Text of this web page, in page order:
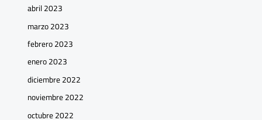
abril 2023
marzo 2023
febrero 2023
enero 2023
diciembre 2022
noviembre 2022
octubre 2022